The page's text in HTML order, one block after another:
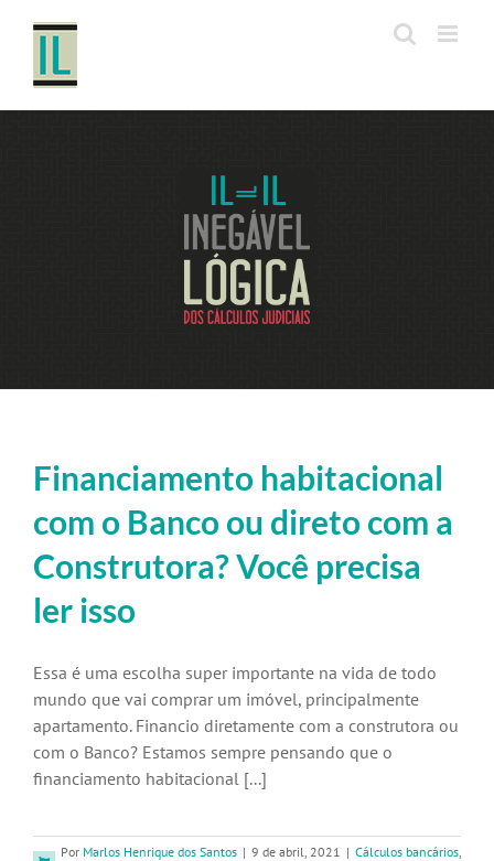
conteúdo
Financiamento habitacional
com o Banco ou direto com a
Construtora? Você precisa
ler isso
Essa é uma escolha super importante na vida de todo
mundo que vai comprar um imóvel, principalmente
apartamento. Financio diretamente com a construtora ou
com o Banco? Estamos sempre pensando que o
financiamento habitacional [...]
Por Marlos Henrique dos Santos | 9 de abril, 2021 | Cálculos bancários,